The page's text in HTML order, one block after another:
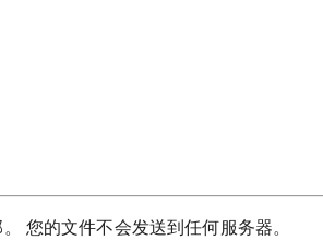
您的文件不会发送到任何服务器。